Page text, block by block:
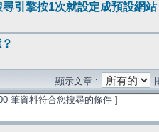
引擎按1次就設定成預設網站
顯示文章 :
筆資料符合您搜尋的條件 ]